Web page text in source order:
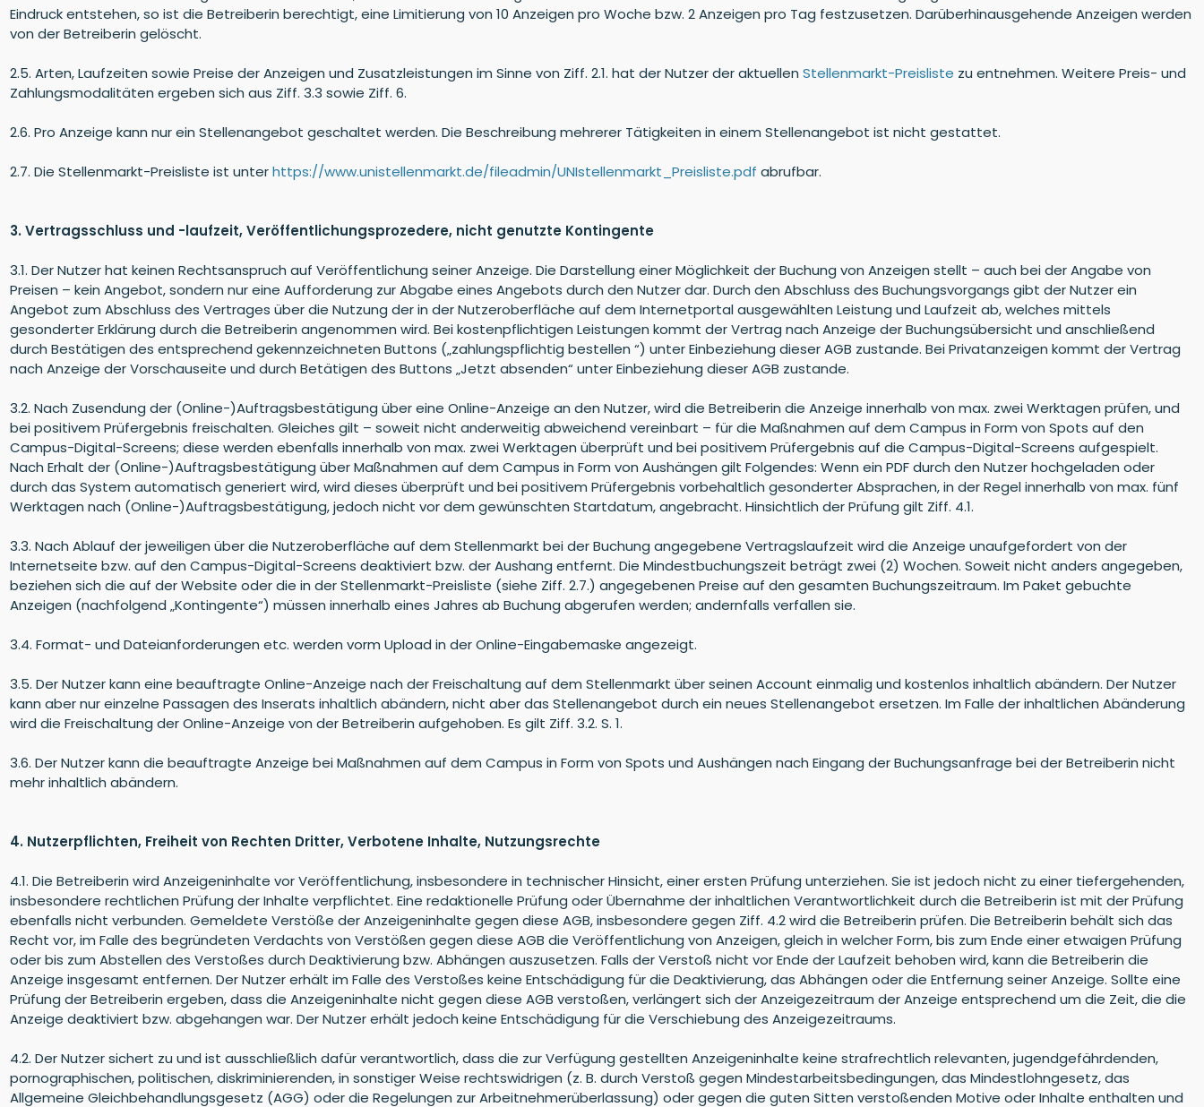
Eindruck entstehen, so ist die Betreiberin berechtigt, eine Limitierung von 10 Anzeigen pro Woche bzw. 2 Anzeigen pro Tag festzusetzen. Darüberhinausgehende Anzeigen werden
von der Betreiberin gelöscht.
2.5. Arten, Laufzeiten sowie Preise der Anzeigen und Zusatzleistungen im Sinne von Ziff. 2.1. hat der Nutzer der aktuellenStellenmarkt-Preisliste zu entnehmen. Weitere Preis- und
Zahlungsmodalitäten ergeben sich aus Ziff. 3.3 sowie Ziff. 6.
2.6. Pro Anzeige kann nur ein Stellenangebot geschaltet werden. Die Beschreibung mehrerer Tätigkeiten in einem Stellenangebot ist nicht gestattet.
2.7. Die Stellenmarkt-Preisliste ist unterhttps://www.unistellenmarkt.de/fileadmin/UNIstellenmarkt_Preisliste.pdf abrufbar.
3. Vertragsschluss und -laufzeit, Veröffentlichungsprozedere, nicht genutzte Kontingente
3.1. Der Nutzer hat keinen Rechtsanspruch auf Veröffentlichung seiner Anzeige. Die Darstellung einer Möglichkeit der Buchung von Anzeigen stellt – auch bei der Angabe von
Preisen – kein Angebot, sondern nur eine Aufforderung zur Abgabe eines Angebots durch den Nutzer dar. Durch den Abschluss des Buchungsvorgangs gibt der Nutzer ein
Angebot zum Abschluss des Vertrages über die Nutzung der in der Nutzeroberfläche auf dem Internetportal ausgewählten Leistung und Laufzeit ab, welches mittels
gesonderter Erklärung durch die Betreiberin angenommen wird. Bei kostenpflichtigen Leistungen kommt der Vertrag nach Anzeige der Buchungsübersicht und anschließend
durch Bestätigen des entsprechend gekennzeichneten Buttons („zahlungspflichtig bestellen “) unter Einbeziehung dieser AGB zustande. Bei Privatanzeigen kommt der Vertrag
nach Anzeige der Vorschauseite und durch Betätigen des Buttons „Jetzt absenden“ unter Einbeziehung dieser AGB zustande.
3.2. Nach Zusendung der (Online-)Auftragsbestätigung über eine Online-Anzeige an den Nutzer, wird die Betreiberin die Anzeige innerhalb von max. zwei Werktagen prüfen, und
bei positivem Prüfergebnis freischalten. Gleiches gilt – soweit nicht anderweitig abweichend vereinbart – für die Maßnahmen auf dem Campus in Form von Spots auf den
Campus-Digital-Screens; diese werden ebenfalls innerhalb von max. zwei Werktagen überprüft und bei positivem Prüfergebnis auf die Campus-Digital-Screens aufgespielt.
Nach Erhalt der (Online-)Auftragsbestätigung über Maßnahmen auf dem Campus in Form von Aushängen gilt Folgendes: Wenn ein PDF durch den Nutzer hochgeladen oder
durch das System automatisch generiert wird, wird dieses überprüft und bei positivem Prüfergebnis vorbehaltlich gesonderter Absprachen, in der Regel innerhalb von max. fünf
Werktagen nach (Online-)Auftragsbestätigung, jedoch nicht vor dem gewünschten Startdatum, angebracht. Hinsichtlich der Prüfung gilt Ziff. 4.1.
3.3. Nach Ablauf der jeweiligen über die Nutzeroberfläche auf dem Stellenmarkt bei der Buchung angegebene Vertragslaufzeit wird die Anzeige unaufgefordert von der
Internetseite bzw. auf den Campus-Digital-Screens deaktiviert bzw. der Aushang entfernt. Die Mindestbuchungszeit beträgt zwei (2) Wochen. Soweit nicht anders angegeben,
beziehen sich die auf der Website oder die in der Stellenmarkt-Preisliste (siehe Ziff. 2.7.) angegebenen Preise auf den gesamten Buchungszeitraum. Im Paket gebuchte
Anzeigen (nachfolgend „Kontingente“) müssen innerhalb eines Jahres ab Buchung abgerufen werden; andernfalls verfallen sie.
3.4. Format- und Dateianforderungen etc. werden vorm Upload in der Online-Eingabemaske angezeigt.
3.5. Der Nutzer kann eine beauftragte Online-Anzeige nach der Freischaltung auf dem Stellenmarkt über seinen Account einmalig und kostenlos inhaltlich abändern. Der Nutzer
kann aber nur einzelne Passagen des Inserats inhaltlich abändern, nicht aber das Stellenangebot durch ein neues Stellenangebot ersetzen. Im Falle der inhaltlichen Abänderung
wird die Freischaltung der Online-Anzeige von der Betreiberin aufgehoben. Es gilt Ziff. 3.2. S. 1.
3.6. Der Nutzer kann die beauftragte Anzeige bei Maßnahmen auf dem Campus in Form von Spots und Aushängen nach Eingang der Buchungsanfrage bei der Betreiberin nicht
mehr inhaltlich abändern.
4. Nutzerpflichten, Freiheit von Rechten Dritter, Verbotene Inhalte, Nutzungsrechte
4.1. Die Betreiberin wird Anzeigeninhalte vor Veröffentlichung, insbesondere in technischer Hinsicht, einer ersten Prüfung unterziehen. Sie ist jedoch nicht zu einer tiefergehenden,
insbesondere rechtlichen Prüfung der Inhalte verpflichtet. Eine redaktionelle Prüfung oder Übernahme der inhaltlichen Verantwortlichkeit durch die Betreiberin ist mit der Prüfung
ebenfalls nicht verbunden. Gemeldete Verstöße der Anzeigeninhalte gegen diese AGB, insbesondere gegen Ziff. 4.2 wird die Betreiberin prüfen. Die Betreiberin behält sich das
Recht vor, im Falle des begründeten Verdachts von Verstößen gegen diese AGB die Veröffentlichung von Anzeigen, gleich in welcher Form, bis zum Ende einer etwaigen Prüfung
oder bis zum Abstellen des Verstoßes durch Deaktivierung bzw. Abhängen auszusetzen. Falls der Verstoß nicht vor Ende der Laufzeit behoben wird, kann die Betreiberin die
Anzeige insgesamt entfernen. Der Nutzer erhält im Falle des Verstoßes keine Entschädigung für die Deaktivierung, das Abhängen oder die Entfernung seiner Anzeige. Sollte eine
Prüfung der Betreiberin ergeben, dass die Anzeigeninhalte nicht gegen diese AGB verstoßen, verlängert sich der Anzeigezeitraum der Anzeige entsprechend um die Zeit, die die
Anzeige deaktiviert bzw. abgehangen war. Der Nutzer erhält jedoch keine Entschädigung für die Verschiebung des Anzeigezeitraums.
4.2. Der Nutzer sichert zu und ist ausschließlich dafür verantwortlich, dass die zur Verfügung gestellten Anzeigeninhalte keine strafrechtlich relevanten, jugendgefährdenden,
pornographischen, politischen, diskriminierenden, in sonstiger Weise rechtswidrigen (z. B. durch Verstoß gegen Mindestarbeitsbedingungen, das Mindestlohngesetz, das
Allgemeine Gleichbehandlungsgesetz (AGG) oder die Regelungen zur Arbeitnehmerüberlassung) oder gegen die guten Sitten verstoßenden Motive oder Inhalte enthalten und